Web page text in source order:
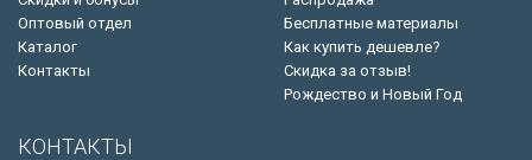
Оптовый отдел
Каталог
Контакты
Бесплатные материалы
Как купить дешевле?
Скидка за отзыв!
Рождество и Новый Год
КОНТАКТЫ